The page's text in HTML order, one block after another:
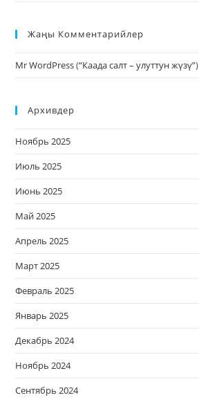
Жаңы Комментарийлер
Mr WordPress(“Каада салт – улуттун жүзү”)
Архивдер
Ноябрь 2025
Июль 2025
Июнь 2025
Май 2025
Апрель 2025
Март 2025
Февраль 2025
Январь 2025
Декабрь 2024
Ноябрь 2024
Сентябрь 2024